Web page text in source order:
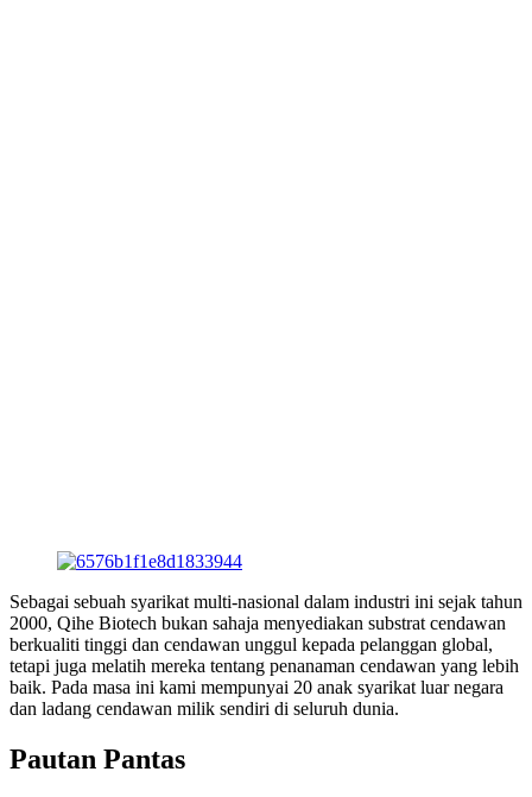
Sebagai sebuah syarikat multi-nasional dalam industri ini sejak tahun
2000, Qihe Biotech bukan sahaja menyediakan substrat cendawan
berkualiti tinggi dan cendawan unggul kepada pelanggan global,
tetapi juga melatih mereka tentang penanaman cendawan yang lebih
baik. Pada masa ini kami mempunyai 20 anak syarikat luar negara
dan ladang cendawan milik sendiri di seluruh dunia.
Pautan Pantas